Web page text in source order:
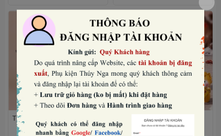
Tượng ngựa có cánh-TRẮNG.
Set nhựa đặc- 5 tượng bé
ngựa vàng mini mix mẫu.